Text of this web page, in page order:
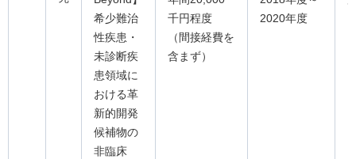
希少難治
性疾患・
未診断疾
患領域に
おける革
新的開発
候補物の
非臨床
千円程度
（間接経費を
含まず）
2020年度